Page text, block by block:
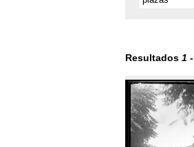
Resultados 1 -